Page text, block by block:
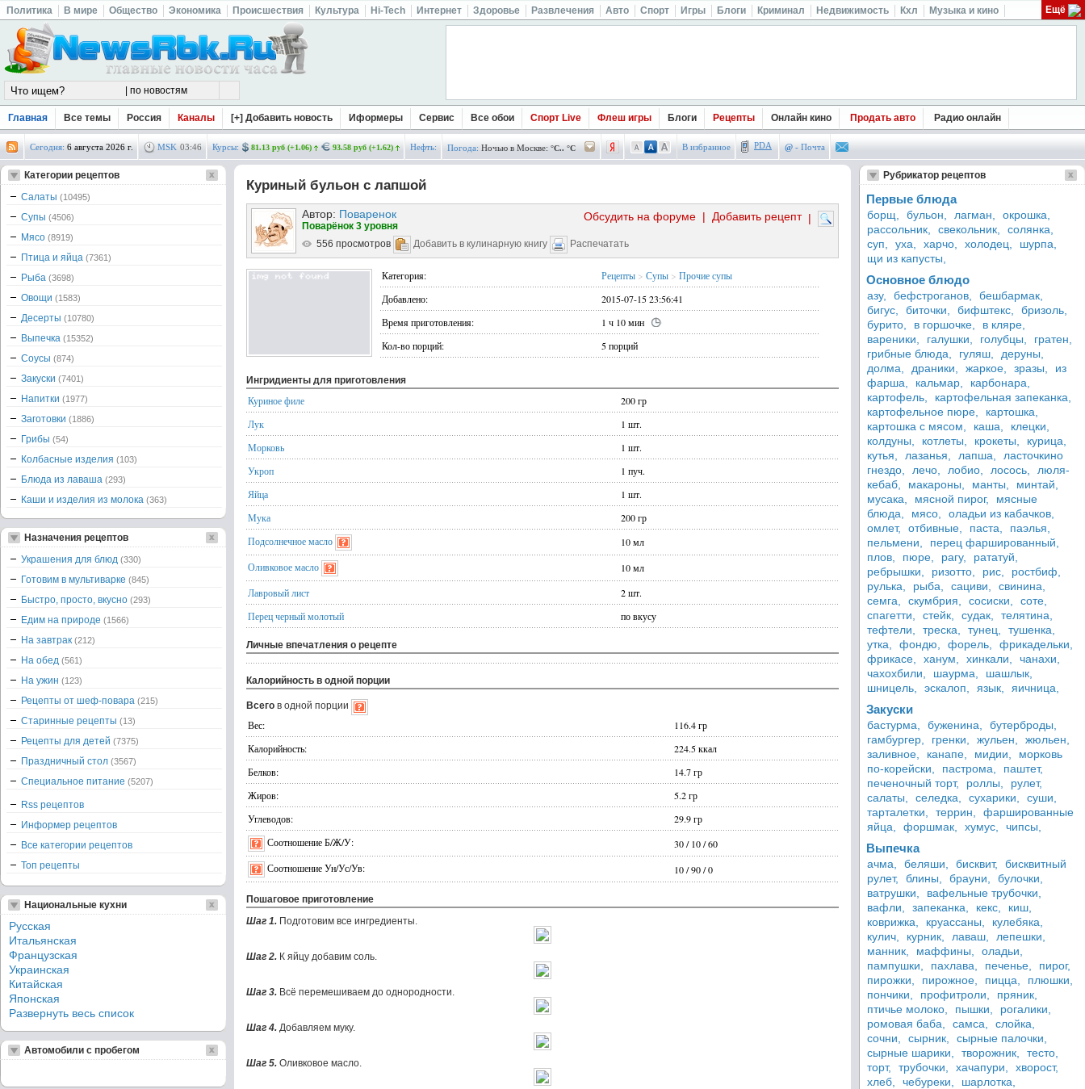
Политика В мире Общество Экономика Происшествия Культура Hi-Tech Интернет Здоровье Развлечения Авто Спорт Игры Блоги Криминал Недвижимость Кхл Музыка и кино Ещё
Главная Все темы Россия Каналы [+] Добавить новость Иформеры Сервис Все обои Спорт Live Флеш игры Блоги Рецепты Онлайн кино Продать авто Радио онлайн
Сегодня: 6 августа 2026 г. MSK 03:46 Курсы: 81.13 руб (+1.06) 93.58 руб (+1.62) Нефть: Погода: Ночью в Москве: °C.. °C В избранное PDA @ - Почта
Куриный бульон с лапшой
Автор: Поваренок |
Добавить рецепт
|
Обсудить на форуме
Поварёнок 3 уровня
556 просмотров
Добавить в кулинарную книгу Распечатать
Категория: Рецепты > Супы > Прочие супы
Добавлено:
2015-07-15 23:56:41
Время приготовления:
1 ч 10 мин
Кол-во порций:
5 порций
Ингридиенты для приготовления
Куриное филе
200 гр
Лук
1 шт.
Морковь
1 шт.
Укроп
1 пуч.
Яйца
1 шт.
Мука
200 гр
Подсолнечное масло
10 мл
Оливковое масло
10 мл
Лавровый лист
2 шт.
Перец черный молотый
по вкусу
Личные впечатления о рецепте
Калорийность в одной порции
Всего в одной порции
Вес: 116.4гр
Калорийность:
224.5ккал
Белков:
14.7гр
Жиров:
5.2гр
Углеводов:
29.9гр
Соотношение Б/Ж/У:
30/ 10/60
Соотношение Ун/Ус/Ув:
10/90/0
Пошаговое приготовление
Шаг 1. Подготовим все ингредиенты.
Шаг 2. К яйцу добавим соль.
Шаг 3. Всё перемешиваем до однородности.
Шаг 4. Добавляем муку.
Шаг 5. Оливковое масло.
Категории рецептов
Салаты (10495)
Супы (4506)
Мясо (8919)
Птица и яйца (7361)
Рыба (3698)
Овощи (1583)
Десерты (10780)
Выпечка (15352)
Соусы (874)
Закуски (7401)
Напитки (1977)
Заготовки (1886)
Грибы (54)
Колбасные изделия (103)
Блюда из лаваша (293)
Каши и изделия из молока (363)
Назначения рецептов
Украшения для блюд (330)
Готовим в мультиварке (845)
Быстро, просто, вкусно (293)
Едим на природе (1566)
На завтрак (212)
На обед (561)
На ужин (123)
Рецепты от шеф-повара (215)
Старинные рецепты (13)
Рецепты для детей (7375)
Праздничный стол (3567)
Специальное питание (5207)
Rss рецептов
Информер рецептов
Все категории рецептов
Топ рецепты
Национальные кухни
Русская
Итальянская
Французская
Украинская
Китайская
Японская
Развернуть весь список
Автомобили с пробегом
Рубрикатор рецептов
Первые блюда
борщ, бульон, лагман,
окрошка,
рассольник,
свекольник,
солянка,
суп,
уха, харчо, холодец,
шурпа,
щи из капусты,
Основное блюдо
азу, бефстроганов,
бешбармак,
бигус,
биточки, бифштекс,
бризоль,
бурито,
в горшочке,
в кляре,
вареники,
галушки, голубцы,
гратен,
грибные блюда,
гуляш,
деруны,
долма,
драники, жаркое, зразы,
из
фарша,
кальмар,
карбонара,
картофель,
картофельная запеканка,
картофельное пюре,
картошка,
картошка с мясом,
каша,
клецки,
колдуны,
котлеты, крокеты,
курица,
кутья,
лазанья, лапша,
ласточкино
гнездо,
лечо, лобио, лосось,
люля-
кебаб,
макароны, манты,
минтай,
мусака,
мясной пирог,
мясные
блюда,
мясо,
оладьи из кабачков,
омлет,
отбивные, паста,
паэлья,
пельмени,
перец фаршированный,
плов,
пюре, рагу,
рататуй,
ребрышки,
ризотто, рис,
ростбиф,
рулька,
рыба, сациви,
свинина,
семга,
скумбрия, сосиски,
соте,
спагетти,
стейк, судак,
телятина,
тефтели,
треска, тунец,
тушенка,
утка,
фондю, форель,
фрикадельки,
фрикасе,
ханум, хинкали,
чанахи,
чахохбили,
шаурма,
шашлык,
шницель,
эскалоп, язык, яичница,
Закуски
бастурма, буженина,
бутерброды,
гамбургер,
гренки, жульен,
жюльен,
заливное,
канапе, мидии,
морковь
по-корейски,
пастрома,
паштет,
печеночный торт,
роллы,
рулет,
салаты,
селедка, сухарики,
суши,
тарталетки,
террин,
фаршированные
яйца,
форшмак, хумус, чипсы,
Выпечка
ачма, беляши, бисквит,
бисквитный
рулет,
блины, брауни,
булочки,
ватрушки,
вафельные трубочки,
вафли,
запеканка, кекс,
киш,
коврижка,
круассаны,
кулебяка,
кулич,
курник, лаваш,
лепешки,
манник,
маффины,
оладьи,
пампушки,
пахлава, печенье,
пирог,
пирожки,
пирожное, пицца,
плюшки,
пончики,
профитроли,
пряник,
птичье молоко,
пышки,
рогалики,
ромовая баба,
самса,
слойка,
сочни,
сырник,
сырные палочки,
сырные шарики,
творожник,
тесто,
торт,
трубочки, хачапури,
хворост,
хлеб,
чебуреки,
шарлотка,